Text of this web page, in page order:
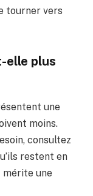
tourner vers
elle plus
une
moins.
consultez
restent en
mérite une